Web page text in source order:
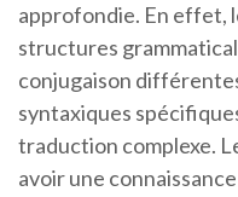
approfondie. En effet,
structures
conjugaison
syntaxiques
traduction complexe.
avoir une